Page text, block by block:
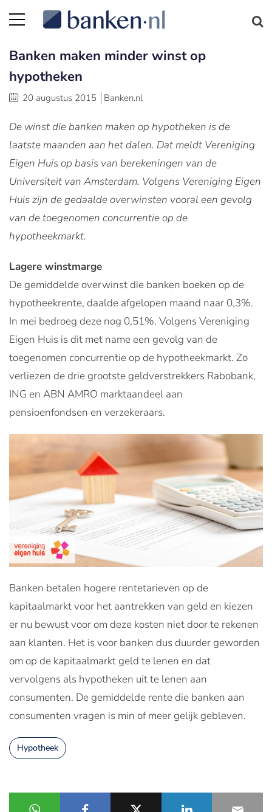
Banken maken minder winst op
hypotheken
20 augustus 2015 Banken.nl
De winst die banken maken op hypotheken is de
laatste maanden aan het dalen. Dat meldt Vereniging
Eigen Huis op basis van berekeningen van de
Universiteit van Amsterdam. Volgens Vereniging Eigen
Huis zijn de gedaalde overwinsten vooral een gevolg
van de toegenomen concurrentie op de
hypotheekmarkt.
Lagere winstmarge
De gemiddelde overwinst die banken boeken op de
hypotheekrente, daalde afgelopen maand naar 0,3%.
In mei bedroeg deze nog 0,51%. Volgens Vereniging
Eigen Huis is dit met name een gevolg van de
toegenomen concurrentie op de hypotheekmarkt. Zo
verliezen de drie grootste geldverstrekkers Rabobank,
ING en ABN AMRO marktaandeel aan
pensioenfondsen en verzekeraars.
Banken betalen hogere rentetarieven op de
kapitaalmarkt voor het aantrekken van geld en kiezen
er nu bewust voor om deze kosten niet door te rekenen
aan klanten. Het is voor banken dus duurder geworden
om op de kapitaalmarkt geld te lenen en dat
vervolgens als hypotheken uit te lenen aan
consumenten. De gemiddelde rente die banken aan
consumenten vragen is min of meer gelijk gebleven.
Hypotheek